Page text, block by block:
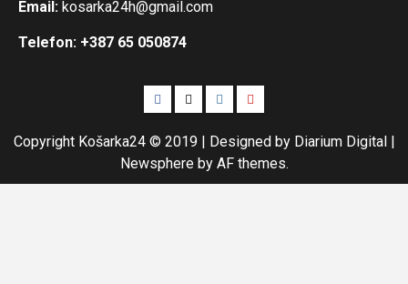
Email: kosarka24h@gmail.com
Telefon: +387 65 050874
Facebook
TwitterInstagramYoutube
Copyright Košarka24 © 2019 | Designed by Diarium Digital |
Newsphereby AF themes.